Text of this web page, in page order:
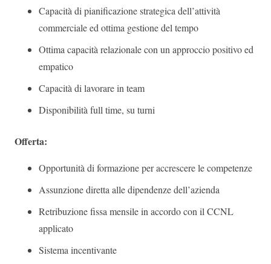
Capacità di pianificazione strategica dell’attività
commerciale ed ottima gestione del tempo
Ottima capacità relazionale con un approccio positivo ed
empatico
Capacità di lavorare in team
Disponibilità full time, su turni
Offerta:
Opportunità di formazione per accrescere le competenze
Assunzione diretta alle dipendenze dell’azienda
Retribuzione fissa mensile in accordo con il CCNL
applicato
Sistema incentivante